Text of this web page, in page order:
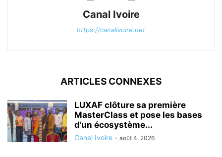
Canal Ivoire
https://canalivoire.net
ARTICLES CONNEXES
LUXAF clôture sa première
MasterClass et pose les bases
d’un écosystème...
Canal Ivoire - août 4, 2026